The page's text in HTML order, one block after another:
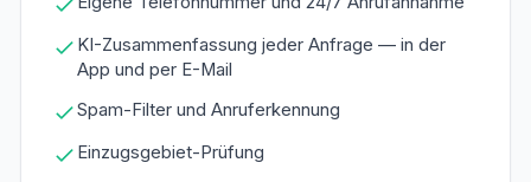
KI-Zusammenfassung jeder Anfrage — in der
App und per E-Mail
Spam-Filter und Anruferkennung
Einzugsgebiet-Prüfung